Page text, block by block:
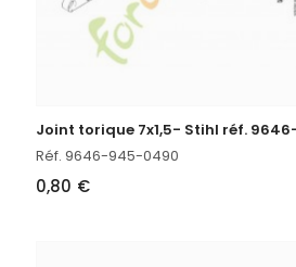
Réf. 9646-945-0490
0,80 €